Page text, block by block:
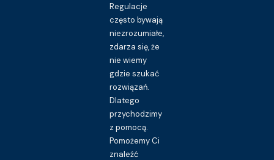
Regulacje
często bywają
niezrozumiałe,
zdarza się, że
nie wiemy
gdzie szukać
rozwiązań.
Dlatego
przychodzimy
z pomocą.
Pomożemy Ci
znaleźć